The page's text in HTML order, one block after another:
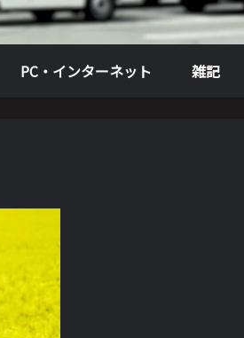
PC・インターネット 雑記